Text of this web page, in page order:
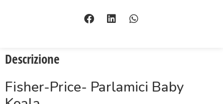
Descrizione
Fisher-Price- Parlamici Baby